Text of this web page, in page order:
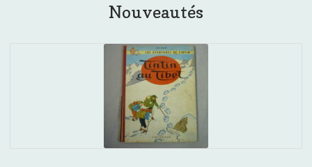
Nouveautés